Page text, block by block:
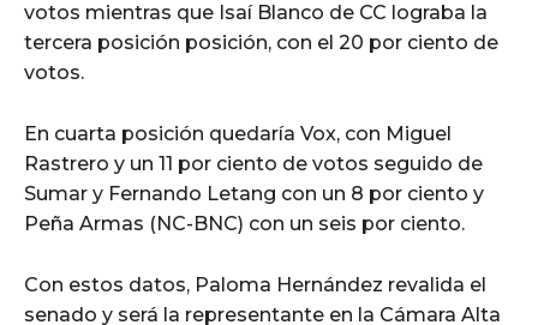
votos mientras que Isaí Blanco de CC lograba la
tercera posición posición, con el 20 por ciento de
votos.
En cuarta posición quedaría Vox, con Miguel
Rastrero y un 11 por ciento de votos seguido de
Sumar y Fernando Letang con un 8 por ciento y
Peña Armas (NC-BNC) con un seis por ciento.
Con estos datos, Paloma Hernández revalida el
senado y será la representante en la Cámara Alta